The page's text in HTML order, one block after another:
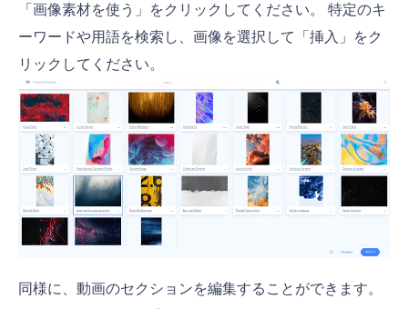
「画像素材を使う」をクリックしてください。 特定のキ
ーワードや用語を検索し、画像を選択して「挿入」をク
リックしてください。
同様に、動画のセクションを編集することができます。